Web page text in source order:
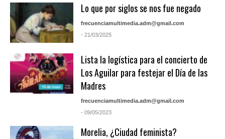
Lo que por siglos se nos fue negado
frecuenciamultimedia.adm@gmail.com
- 21/03/2025
Lista la logística para el concierto de
Los Aguilar para festejar el Día de las
Madres
frecuenciamultimedia.adm@gmail.com
- 09/05/2023
Morelia, ¿Ciudad feminista?